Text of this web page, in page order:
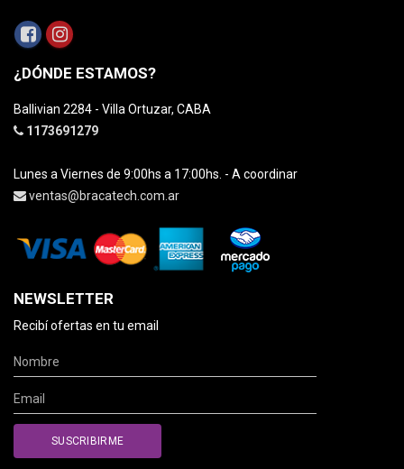
¿DÓNDE ESTAMOS?
Ballivian 2284 - Villa Ortuzar, CABA
1173691279
Lunes a Viernes de 9:00hs a 17:00hs. - A coordinar
ventas@bracatech.com.ar
NEWSLETTER
Recibí ofertas en tu email